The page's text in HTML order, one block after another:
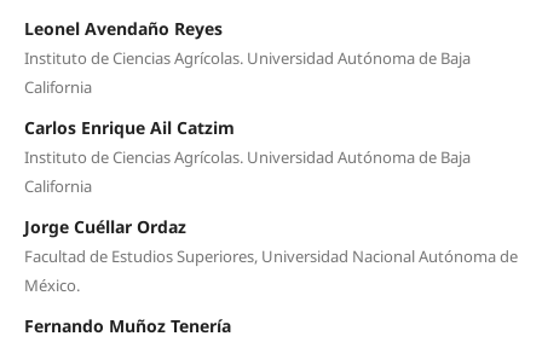
Leonel Avendaño Reyes
Instituto de Ciencias Agrícolas. Universidad Autónoma de Baja
California
Carlos Enrique Ail Catzim
Instituto de Ciencias Agrícolas. Universidad Autónoma de Baja
California
Jorge Cuéllar Ordaz
Facultad de Estudios Superiores, Universidad Nacional Autónoma de
México.
Fernando Muñoz Tenería